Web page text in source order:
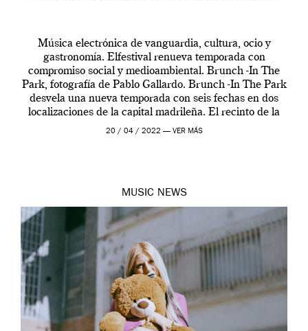
Música electrónica de vanguardia, cultura, ocio y
gastronomía. Elfestival renueva temporada con
compromiso social y medioambiental. Brunch -In The
Park, fotografía de Pablo Gallardo. Brunch -In The Park
desvela una nueva temporada con seis fechas en dos
localizaciones de la capital madrileña. El recinto de la
Universidad Complutense y el Parque Lineal del
20 / 04 / 2022 — VER MÁS
MUSIC NEWS